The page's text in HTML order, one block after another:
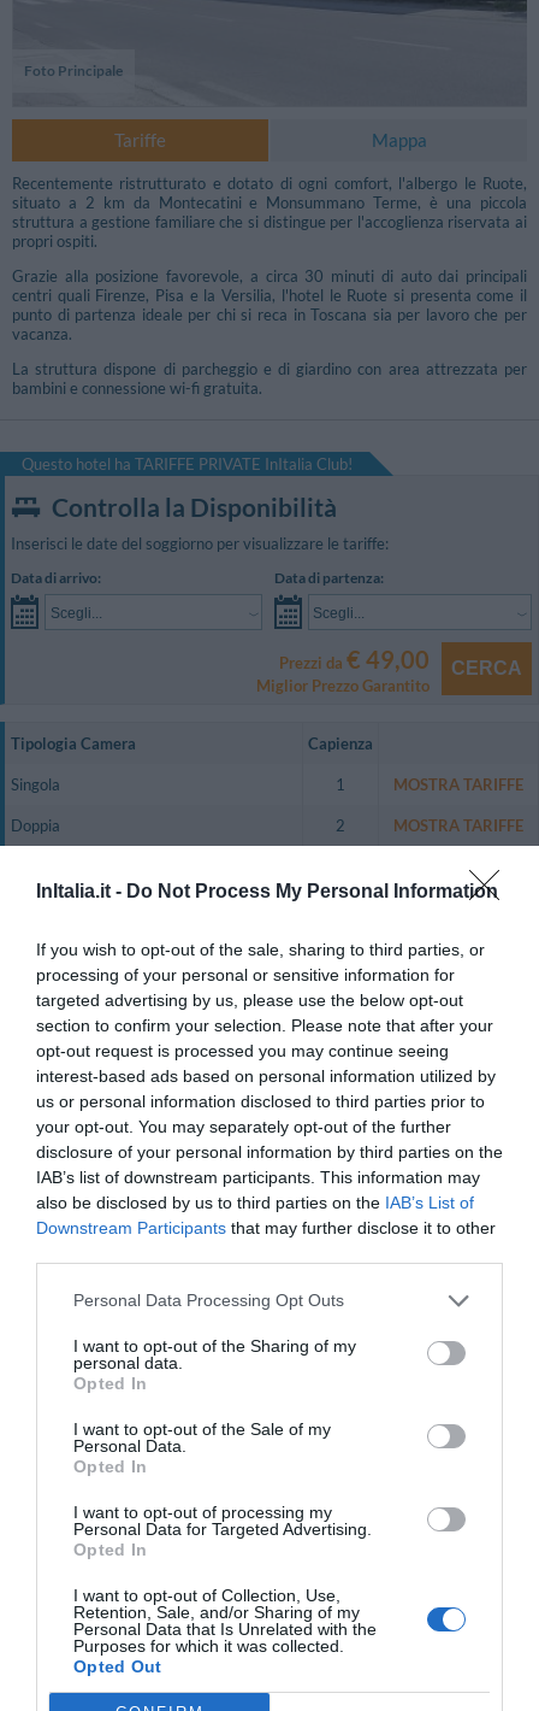
InItalia.it - Do Not Process My Personal Information
If you wish to opt-out of the sale, sharing to third parties, or
processing of your personal or sensitive information for
targeted advertising by us, please use the below opt-out
section to confirm your selection. Please note that after your
opt-out request is processed you may continue seeing
interest-based ads based on personal information utilized by
us or personal information disclosed to third parties prior to
your opt-out. You may separately opt-out of the further
disclosure of your personal information by third parties on the
IAB’s list of downstream participants. This information may
also be disclosed by us to third parties on the IAB’s List of
Downstream Participants that may further disclose it to other
Personal Data Processing Opt Outs
I want to opt-out of the Sharing of my
personal data.
Opted In
I want to opt-out of the Sale of my
Personal Data.
Opted In
I want to opt-out of processing my
Personal Data for Targeted Advertising.
Opted In
I want to opt-out of Collection, Use,
Retention, Sale, and/or Sharing of my
Personal Data that Is Unrelated with the
Purposes for which it was collected.
Opted Out
Foto Principale
Foto Giardino / Piscina
Tariffe Mappa
Recentemente ristrutturato e dotato di ogni comfort, l'albergo le Ruote,
situato a 2 km da Montecatini e Monsummano Terme, è una piccola
struttura a gestione familiare che si distingue per l'accoglienza riservata ai
propri ospiti.
Grazie alla posizione favorevole, a circa 30 minuti di auto dai principali
centri quali Firenze, Pisa e la Versilia, l'hotel le Ruote si presenta come il
punto di partenza ideale per chi si reca in Toscana sia per lavoro che per
vacanza.
La struttura dispone di parcheggio e di giardino con area attrezzata per
bambini e connessione wi-fi gratuita.
Questo hotel ha TARIFFE PRIVATE InItalia Club!
Controlla la Disponibilità
Inserisci le date del soggiorno per visualizzare le tariffe:
Data di arrivo:
Scegli...
Data di partenza:
Scegli...
Prezzi da € 49,00
Miglior Prezzo Garantito
CERCA
Tipologia Camera Capienza
Singola 1 MOSTRA TARIFFE
Doppia 2 MOSTRA TARIFFE
MOSTRA TARIFFE
Grazie alla recente ristrutturazione ed ammodernamento, tutte le camere
sono dotate di ogni comfort per offrire un servizio
d'avanguardia garantendo il massimo dell'igiene.
Camere disponibili: Singola, Doppia, Matrimoniale, Doppia uso Singola.
Servizi Inclusi nel prezzo
Aria condizionata nelle aree
comuni
Cassaforte
Check In e Check Out Rapidi
Connessione ad Internet
Deposito Bagagli
Sala Giochi Bimbi
Sala TV
Ristorante e Bar
Presso il “Vivo Restaurant” sottostante l'Hotel, è possibile gustare pranzi e
cene all'insegna della migliore tradizione culinaria toscana con specialità di
pizza cotta nel forno a legna.
Servizi a Pagamento
Accettati Animali
Accettati Animali Piccola Taglia
Cucina Dietetica
Cucina Internazionale
Cucina Tipica Locale
Quotidiani
Ricevimenti / Banchetti /
Cerimonie
Ristorante
Servizio Fotocopiatrice
Servizio di Baby Sitter
Snack bar
Tour della città
Transfer da/per Aeroporto
Transfer da/per Porto
Transfer da/per Spiaggia
Camere Fumatori
Camere Insonorizzate
Camere Non Fumatori
Hotel Business
Parco giochi per bambini
Ristrutturato recentemente